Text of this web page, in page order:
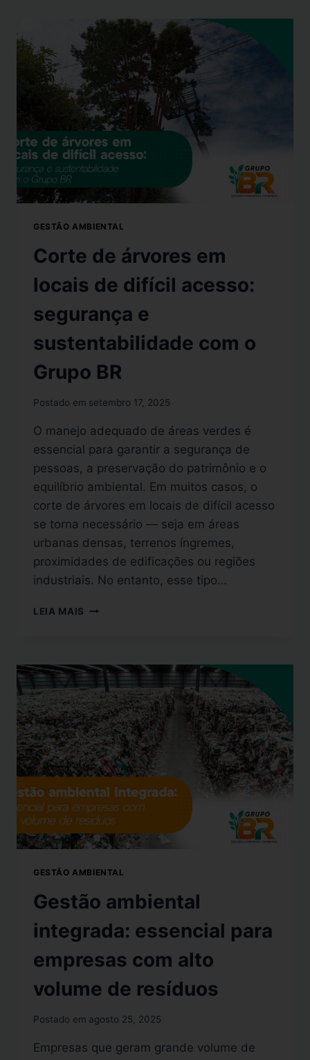
GESTÃO AMBIENTAL
Corte de árvores em
locais de difícil acesso:
segurança e
sustentabilidade com o
Grupo BR
Postado em setembro 17, 2025
O manejo adequado de áreas verdes é
essencial para garantir a segurança de
pessoas, a preservação do patrimônio e o
equilíbrio ambiental. Em muitos casos, o
corte de árvores em locais de difícil acesso
se torna necessário — seja em áreas
urbanas densas, terrenos íngremes,
proximidades de edificações ou regiões
industriais. No entanto, esse tipo…
LEIA MAIS
GESTÃO AMBIENTAL
Gestão ambiental
integrada: essencial para
empresas com alto
volume de resíduos
Postado em agosto 25, 2025
Empresas que geram grande volume de